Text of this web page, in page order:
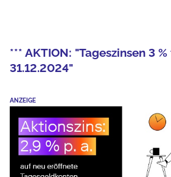
*** AKTION: "Tageszinsen 3
31.12.2024"
ANZEIGE